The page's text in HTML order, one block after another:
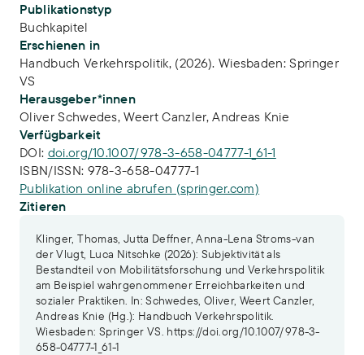
Publikationstyp
Buchkapitel
Erschienen in
Handbuch Verkehrspolitik, (2026). Wiesbaden: Springer
VS
Herausgeber*innen
Oliver Schwedes,Weert Canzler,Andreas Knie
Verfügbarkeit
DOI: doi.org/10.1007/978-3-658-04777-1_61-1
ISBN/ISSN: 978-3-658-04777-1
Publikation online abrufen (springer.com)
Zitieren
Klinger, Thomas, Jutta Deffner, Anna-Lena Stroms-van
der Vlugt, Luca Nitschke (2026): Subjektivität als
Bestandteil von Mobilitätsforschung und Verkehrspolitik
am Beispiel wahrgenommener Erreichbarkeiten und
sozialer Praktiken. In: Schwedes, Oliver, Weert Canzler,
Andreas Knie (Hg.): Handbuch Verkehrspolitik.
Wiesbaden: Springer VS. https://doi.org/10.1007/978-3-
658-04777-1_61-1